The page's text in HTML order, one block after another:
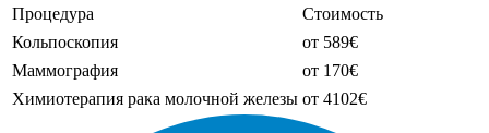
Процедура
Стоимость
Кольпоскопия
от 589€
Маммография
от 170€
Химиотерапия рака молочной железы от 4102€